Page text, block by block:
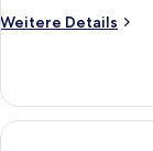
Weitere Details
Weitere
Zweibettzimmer,
Nichtraucher,
Stadtblick